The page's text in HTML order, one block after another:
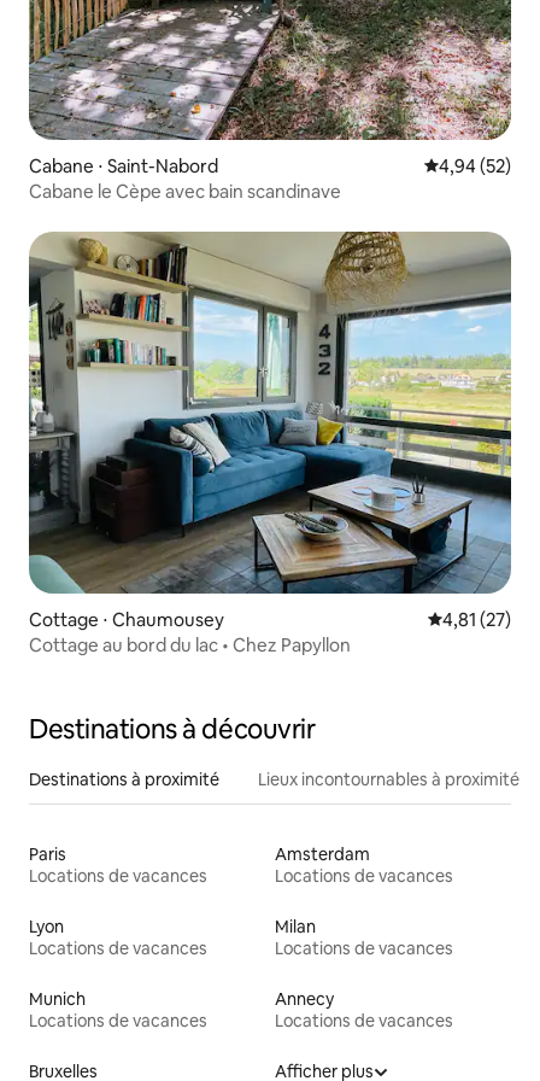
Cabane ⋅ Saint-Nabord Évaluation
4,94 (52)
Cabane le Cèpe avec bain scandinave
Cottage ⋅ Chaumousey Évaluation
4,81 (27)
Cottage au bord du lac • Chez Papyllon
Destinations à découvrir
Destinations à proximité Lieux incontournables à proximité
Paris
Locations de vacances
Amsterdam
Locations de vacances
Lyon
Locations de vacances
Milan
Locations de vacances
Munich
Locations de vacances
Annecy
Locations de vacances
Bruxelles Afficher plus